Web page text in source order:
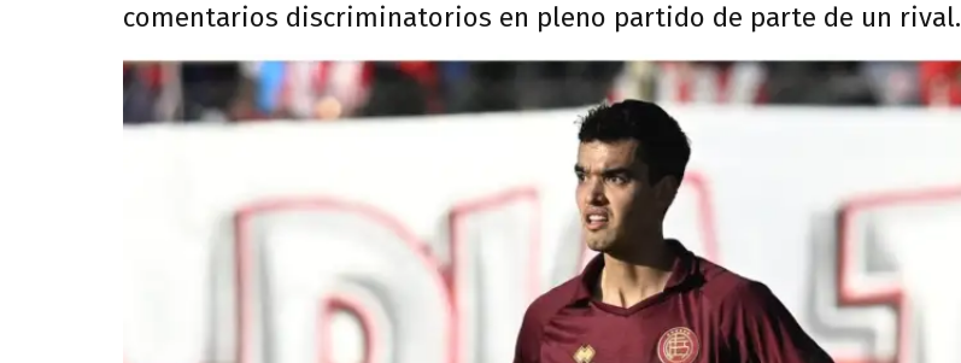
comentarios discriminatorios en pleno partido de parte de un rival.